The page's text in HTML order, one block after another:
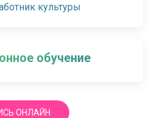
культуры
обучение
ОНЛАЙН